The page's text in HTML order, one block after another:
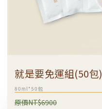
就是要免運組(50包)
80ml*50包
原價NT$6900